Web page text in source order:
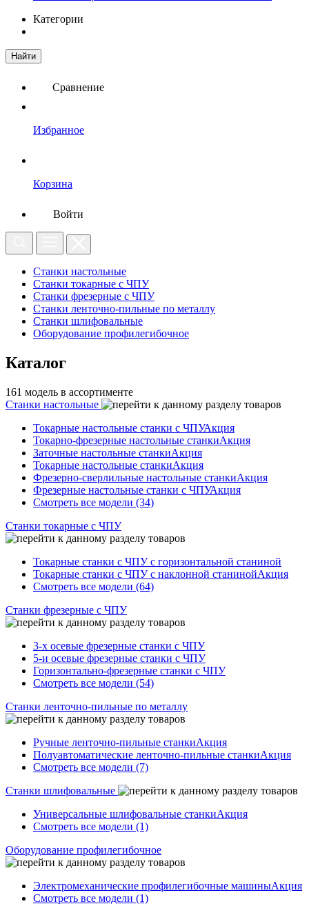
Категории
Найти
Сравнение
Избранное
Корзина
Войти
Станки настольные
Станки токарные с ЧПУ
Станки фрезерные с ЧПУ
Станки ленточно-пильные по металлу
Станки шлифовальные
Оборудование профилегибочное
Каталог
161 модель в ассортименте
Станки настольные
Токарные настольные станки с ЧПУАкция
Токарно-фрезерные настольные станкиАкция
Заточные настольные станкиАкция
Токарные настольные станкиАкция
Фрезерно-сверлильные настольные станкиАкция
Фрезерные настольные станки с ЧПУАкция
Смотреть все модели (34)
Станки токарные с ЧПУ
Токарные станки с ЧПУ с горизонтальной станиной
Токарные станки с ЧПУ с наклонной станинойАкция
Смотреть все модели (64)
Станки фрезерные с ЧПУ
3-х осевые фрезерные станки с ЧПУ
5-и осевые фрезерные станки с ЧПУ
Горизонтально-фрезерные станки с ЧПУ
Смотреть все модели (54)
Станки ленточно-пильные по металлу
Ручные ленточно-пильные станкиАкция
Полуавтоматические ленточно-пильные станкиАкция
Смотреть все модели (7)
Станки шлифовальные
Универсальные шлифовальные станкиАкция
Смотреть все модели (1)
Оборудование профилегибочное
Электромеханические профилегибочные машиныАкция
Смотреть все модели (1)